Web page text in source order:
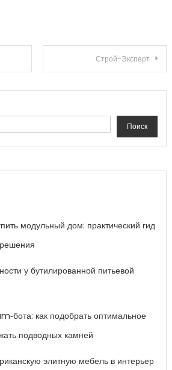
по записямСтрой-Эксперт
Поиск
модульный дом: практический гид
у бутилированной питьевой
как подобрать оптимальное
подводных камней
элитную мебель в интерьер